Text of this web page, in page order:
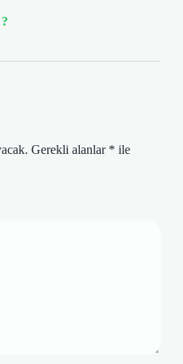
Gerekli alanlar * ile